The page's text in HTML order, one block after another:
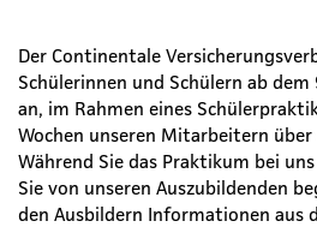
Der Continentale
Schülerinnen und Schülern ab
an, im Rahmen eines
Wochen unseren Mitarbeitern über
Während Sie das Praktikum bei
Sie von unseren Auszubildenden
den Ausbildern Informationen aus